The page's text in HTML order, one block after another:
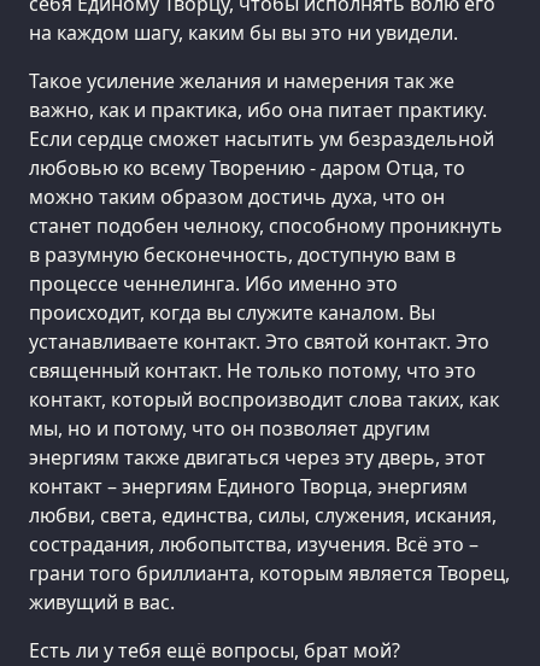
на каждом шагу, каким бы вы это ни увидели.
Такое усиление желания и намерения так же
важно, как и практика, ибо она питает практику.
Если сердце сможет насытить ум безраздельной
любовью ко всему Творению - даром Отца, то
можно таким образом достичь духа, что он
станет подобен челноку, способному проникнуть
в разумную бесконечность, доступную вам в
процессе ченнелинга. Ибо именно это
происходит, когда вы служите каналом. Вы
устанавливаете контакт. Это святой контакт. Это
священный контакт. Не только потому, что это
контакт, который воспроизводит слова таких, как
мы, но и потому, что он позволяет другим
энергиям также двигаться через эту дверь, этот
контакт – энергиям Единого Творца, энергиям
любви, света, единства, силы, служения, искания,
сострадания, любопытства, изучения. Всё это –
грани того бриллианта, которым является Творец,
живущий в вас.
Есть ли у тебя ещё вопросы, брат мой?